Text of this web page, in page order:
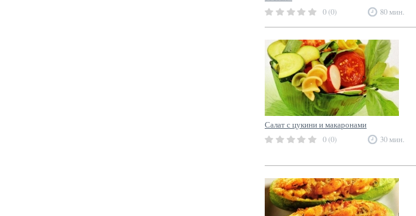
0 (0)
80 мин.
Салат с цукини и макаронами
0 (0)
30 мин.